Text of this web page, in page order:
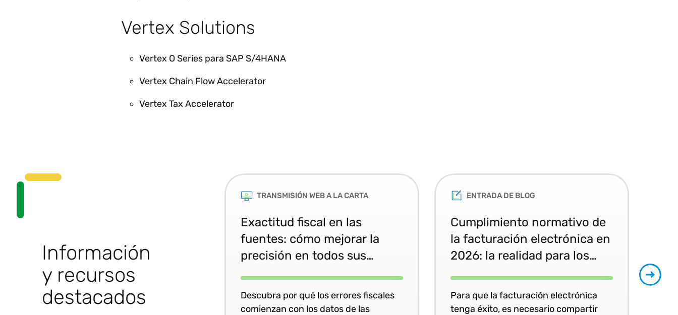
Vertex Solutions
Vertex O Series para SAP S/4HANA
Vertex Chain Flow Accelerator
Vertex Tax Accelerator
Información
y recursos
destacados
TRANSMISIÓN WEB A LA CARTA
Exactitud fiscal en las
fuentes: cómo mejorar la
precisión en todos sus
Descubra por qué los errores fiscales
comienzan con los datos de las
ENTRADA DE BLOG
Cumplimiento normativo de
la facturación electrónica en
2026: la realidad para los
Finanzas y TI
Para que la facturación electrónica
tenga éxito, es necesario compartir